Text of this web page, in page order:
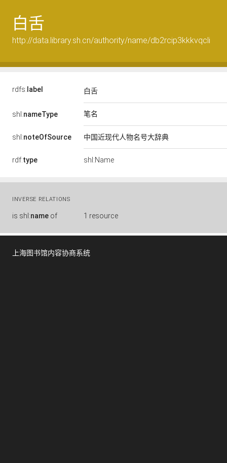
白舌
http://data.library.sh.cn/authority/name/db2rcip3kkkvqcli
rdfs: label 白舌
shl:nameType 笔名
shl:noteOfSource 中国近现代人物名号大辞典
rdf:type shl:Name
INVERSE RELATIONS
is shl:name of 1 resource
上海图书馆内容协商系统